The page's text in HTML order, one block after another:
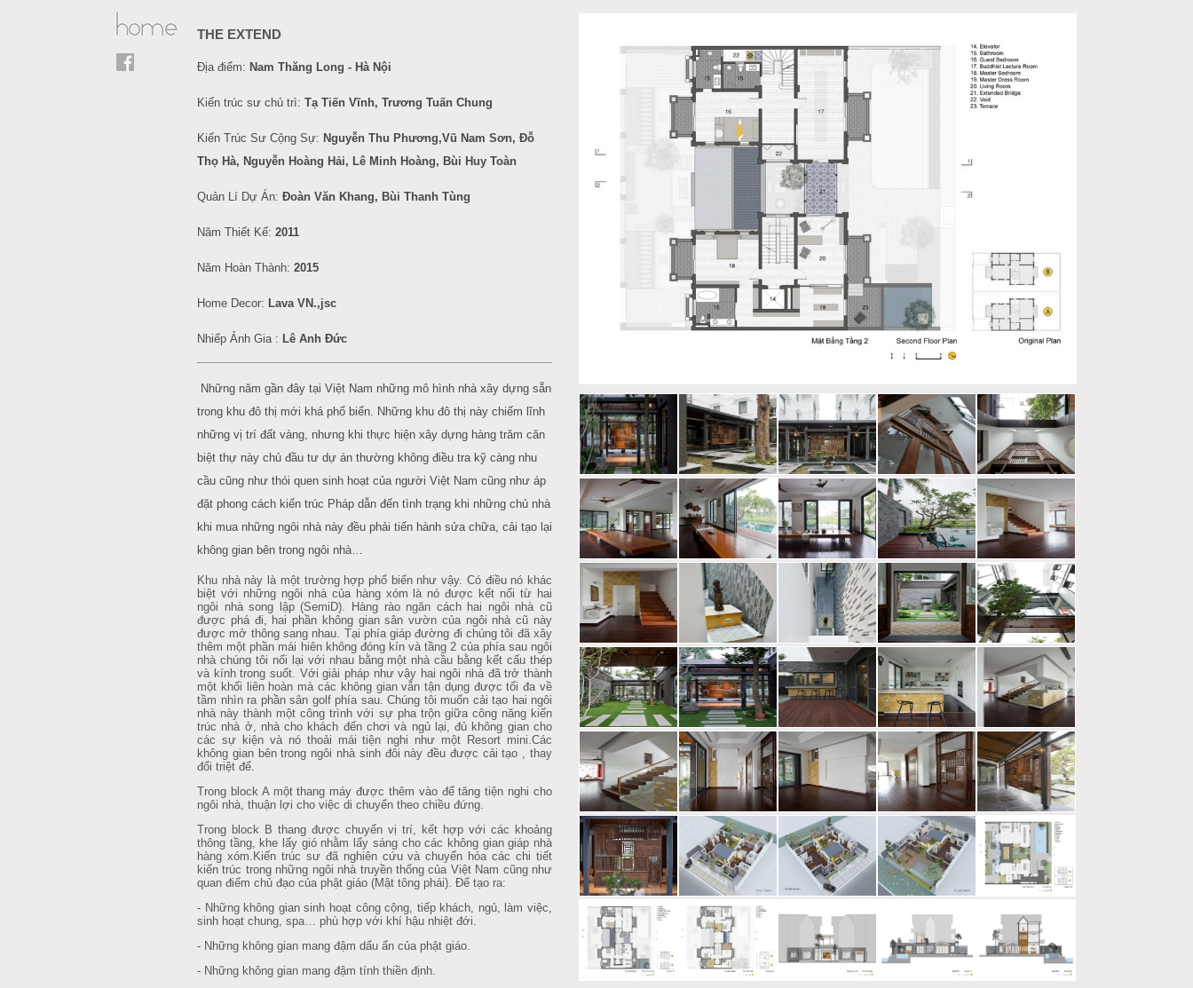
THE EXTEND
Địa điểm: Nam Thăng Long - Hà Nội
Kiến trúc sư chủ trì: Tạ Tiến Vĩnh, Trương Tuấn Chung
Kiến Trúc Sư Cộng Sự: Nguyễn Thu Phương,Vũ Nam Sơn, Đỗ
Thọ Hà, Nguyễn Hoàng Hải, Lê Minh Hoàng, Bùi Huy Toàn
Quản Lí Dự Án: Đoàn Văn Khang, Bùi Thanh Tùng
Năm Thiết Kế: 2011
Năm Hoàn Thành: 2015
Home Decor: Lava VN.,jsc
Nhiếp Ảnh Gia : Lê Anh Đức
Những năm gần đây tại Việt Nam những mô hình nhà xây dựng sẵn
trong khu đô thị mới khá phổ biến. Những khu đô thị này chiếm lĩnh
những vị trí đất vàng, nhưng khi thực hiện xây dựng hàng trăm căn
biệt thự này chủ đầu tư dự án thường không điều tra kỹ càng nhu
cầu cũng như thói quen sinh hoạt của người Việt Nam cũng như áp
đặt phong cách kiến trúc Pháp dẫn đến tình trạng khi những chủ nhà
khi mua những ngôi nhà này đều phải tiến hành sửa chữa, cải tạo lại
không gian bên trong ngôi nhà…
Khu nhà này là một trường hợp phổ biến như vậy. Có điều nó khác
biệt với những ngôi nhà của hàng xóm là nó được kết nối từ hai
ngôi nhà song lập (SemiD). Hàng rào ngăn cách hai ngôi nhà cũ
được phá đi, hai phần không gian sân vườn của ngôi nhà cũ này
được mở thông sang nhau. Tại phía giáp đường đi chúng tôi đã xây
thêm một phần mái hiên không đóng kín và tầng 2 của phía sau ngôi
nhà chúng tôi nối lại với nhau bằng một nhà cầu bằng kết cấu thép
và kính trong suốt. Với giải pháp như vậy hai ngôi nhà đã trở thành
một khối liên hoàn mà các không gian vẫn tận dụng được tối đa về
tầm nhìn ra phần sân golf phía sau. Chúng tôi muốn cải tạo hai ngôi
nhà này thành một công trình với sự pha trộn giữa công năng kiến
trúc nhà ở, nhà cho khách đến chơi và ngủ lại, đủ không gian cho
các sự kiện và nó thoải mái tiện nghi như một Resort mini.Các
không gian bên trong ngôi nhà sinh đôi này đều được cải tạo , thay
đổi triệt để.
Trong block A một thang máy được thêm vào để tăng tiện nghi cho
ngôi nhà, thuận lợi cho việc di chuyển theo chiều đứng.
Trong block B thang được chuyển vị trí, kết hợp với các khoảng
thông tầng, khe lấy gió nhằm lấy sáng cho các không gian giáp nhà
hàng xóm.Kiến trúc sư đã nghiên cứu và chuyển hóa các chi tiết
kiến trúc trong những ngôi nhà truyền thống của Việt Nam cũng như
quan điểm chủ đạo của phật giáo (Mật tông phái). Để tạo ra:
- Những không gian sinh hoạt công cộng, tiếp khách, ngủ, làm việc,
sinh hoạt chung, spa… phù hợp với khí hậu nhiệt đới.
- Những không gian mang đậm dấu ấn của phật giáo.
- Những không gian mang đậm tính thiền định.